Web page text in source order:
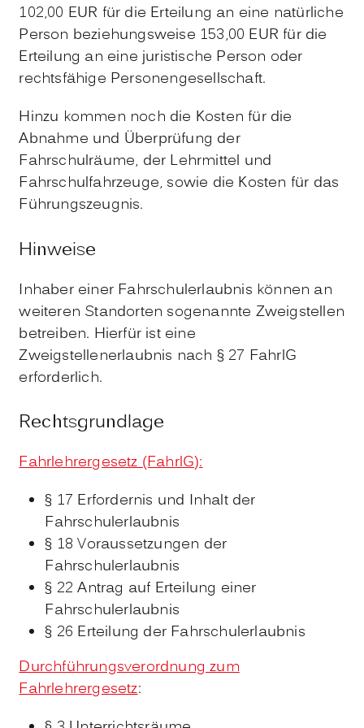
102,00 EUR für die Erteilung an eine natürliche
Person beziehungsweise 153,00 EUR für die
Erteilung an eine juristische Person oder
rechtsfähige Personengesellschaft.
Hinzu kommen noch die Kosten für die
Abnahme und Überprüfung der
Fahrschulräume, der Lehrmittel und
Fahrschulfahrzeuge, sowie die Kosten für das
Führungszeugnis.
Hinweise
Inhaber einer Fahrschulerlaubnis können an
weiteren Standorten sogenannte Zweigstellen
betreiben. Hierfür ist eine
Zweigstellenerlaubnis nach § 27 FahrlG
erforderlich.
Rechtsgrundlage
Fahrlehrergesetz (FahrlG):
§ 17 Erfordernis und Inhalt der
Fahrschulerlaubnis
§ 18 Voraussetzungen der
Fahrschulerlaubnis
§ 22 Antrag auf Erteilung einer
Fahrschulerlaubnis
§ 26 Erteilung der Fahrschulerlaubnis
Durchführungsverordnung zum
Fahrlehrergesetz: